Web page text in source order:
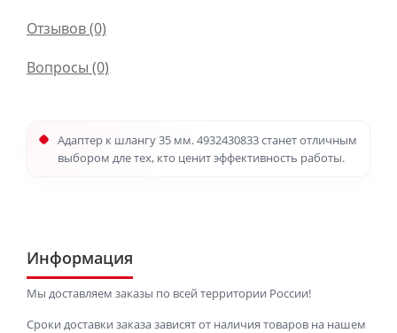
Отзывов (0)
Вопросы (0)
Адаптер к шлангу 35 мм. 4932430833 станет отличным
выбором дле тех, кто ценит эффективность работы.
Информация
Мы доставляем заказы по всей территории России!
Сроки доставки заказа зависят от наличия товаров на нашем